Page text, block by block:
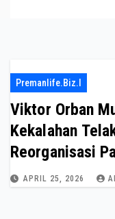
Premanlife.biz.i
Viktor Orban
Kekalahan
Reorganisasi
APRIL 25, 2026